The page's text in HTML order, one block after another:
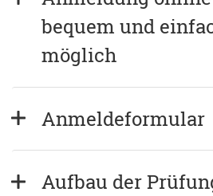
bequem und
möglich
Anmeldeformular
Aufbau der